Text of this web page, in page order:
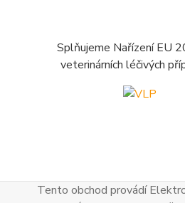
Splňujeme Nařízení EU
veterinárních léčivých
Tento obchod provádí